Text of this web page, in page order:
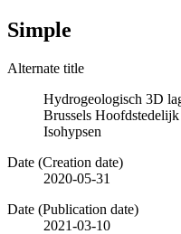
Simple
Alternate title
Hydrogeologisch 3D
Brussels
Isohypsen
Date (Creation date)
2020-05-31
Date (Publication date)
2021-03-10